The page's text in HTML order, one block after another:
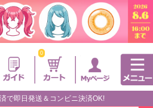
0
で即日発送＆コンビニ決済OK!